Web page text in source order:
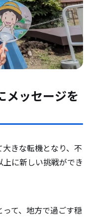
メッセージを
きな転機となり、不
に新しい挑戦ができ
て、地方で過ごす穏